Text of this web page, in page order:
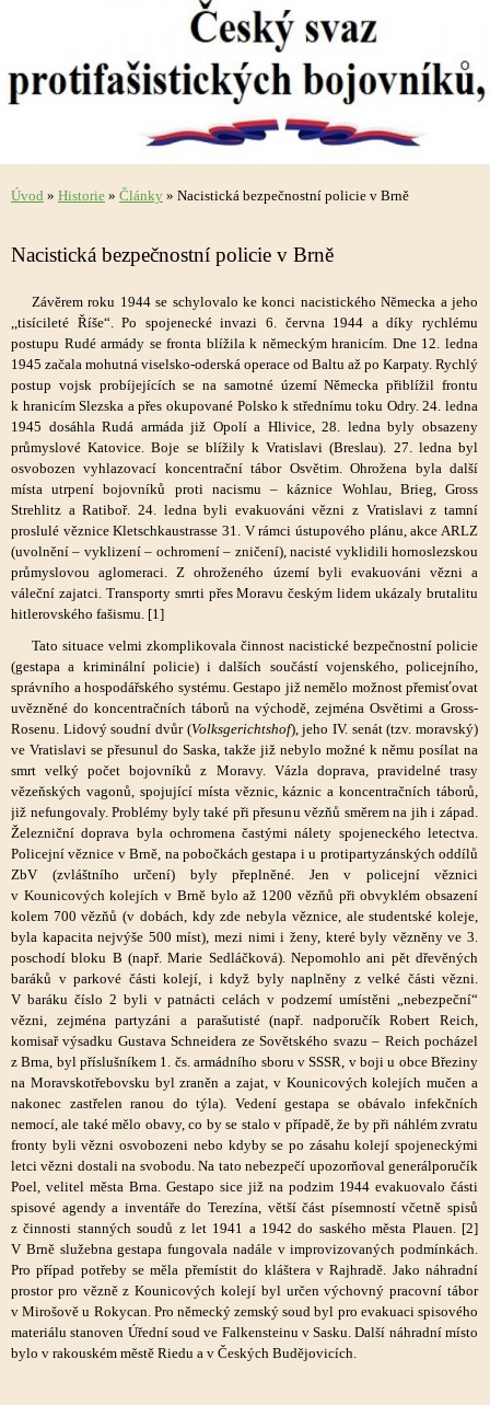
Úvod » Historie » Články » Nacistická bezpečnostní policie v Brně
Nacistická bezpečnostní policie v Brně
Závěrem roku 1944 se schylovalo ke konci nacistického Německa a jeho
,,tisícileté Říše“. Po spojenecké invazi 6. června 1944 a díky rychlému
postupu Rudé armády se fronta blížila k německým hranicím. Dne 12. ledna
1945 začala mohutná viselsko-oderská operace od Baltu až po Karpaty. Rychlý
postup vojsk probíjejících se na samotné území Německa přiblížil frontu
k hranicím Slezska a přes okupované Polsko k střednímu toku Odry. 24. ledna
1945 dosáhla Rudá armáda již Opolí a Hlivice, 28. ledna byly obsazeny
průmyslové Katovice. Boje se blížily k Vratislavi (Breslau). 27. ledna byl
osvobozen vyhlazovací koncentrační tábor Osvětim. Ohrožena byla další
místa utrpení bojovníků proti nacismu – káznice Wohlau, Brieg, Gross
Strehlitz a Ratiboř. 24. ledna byli evakuováni vězni z Vratislavi z tamní
proslulé věznice Kletschkaustrasse 31. V rámci ústupového plánu, akce ARLZ
(uvolnění – vyklizení – ochromení – zničení), nacisté vyklidili hornoslezskou
průmyslovou aglomeraci. Z ohroženého území byli evakuováni vězni a
váleční zajatci. Transporty smrti přes Moravu českým lidem ukázaly brutalitu
hitlerovského fašismu. [1]
Tato situace velmi zkomplikovala činnost nacistické bezpečnostní policie
(gestapa a kriminální policie) i dalších součástí vojenského, policejního,
správního a hospodářského systému. Gestapo již nemělo možnost přemisťovat
uvězněné do koncentračních táborů na východě, zejména Osvětimi a Gross-
Rosenu. Lidový soudní dvůr (Volksgerichtshof), jeho IV. senát (tzv. moravský)
ve Vratislavi se přesunul do Saska, takže již nebylo možné k němu posílat na
smrt velký počet bojovníků z Moravy. Vázla doprava, pravidelné trasy
vězeňských vagonů, spojující místa věznic, káznic a koncentračních táborů,
již nefungovaly. Problémy byly také při přesunu vězňů směrem na jih i západ.
Železniční doprava byla ochromena častými nálety spojeneckého letectva.
Policejní věznice v Brně, na pobočkách gestapa i u protipartyzánských oddílů
ZbV (zvláštního určení) byly přeplněné. Jen v policejní věznici
v Kounicových kolejích v Brně bylo až 1200 vězňů při obvyklém obsazení
kolem 700 vězňů (v dobách, kdy zde nebyla věznice, ale studentské koleje,
byla kapacita nejvýše 500 míst), mezi nimi i ženy, které byly vězněny ve 3.
poschodí bloku B (např. Marie Sedláčková). Nepomohlo ani pět dřevěných
baráků v parkové části kolejí, i když byly naplněny z velké části vězni.
V baráku číslo 2 byli v patnácti celách v podzemí umístěni „nebezpeční“
vězni, zejména partyzáni a parašutisté (např. nadporučík Robert Reich,
komisař výsadku Gustava Schneidera ze Sovětského svazu – Reich pocházel
z Brna, byl příslušníkem 1. čs. armádního sboru v SSSR, v boji u obce Březiny
na Moravskotřebovsku byl zraněn a zajat, v Kounicových kolejích mučen a
nakonec zastřelen ranou do týla). Vedení gestapa se obávalo infekčních
nemocí, ale také mělo obavy, co by se stalo v případě, že by při náhlém zvratu
fronty byli vězni osvobozeni nebo kdyby se po zásahu kolejí spojeneckými
letci vězni dostali na svobodu. Na tato nebezpečí upozorňoval generálporučík
Poel, velitel města Brna. Gestapo sice již na podzim 1944 evakuovalo části
spisové agendy a inventáře do Terezína, větší část písemností včetně spisů
z činnosti stanných soudů z let 1941 a 1942 do saského města Plauen. [2]
V Brně služebna gestapa fungovala nadále v improvizovaných podmínkách.
Pro případ potřeby se měla přemístit do kláštera v Rajhradě. Jako náhradní
prostor pro vězně z Kounicových kolejí byl určen výchovný pracovní tábor
v Mirošově u Rokycan. Pro německý zemský soud byl pro evakuaci spisového
materiálu stanoven Úřední soud ve Falkensteinu v Sasku. Další náhradní místo
bylo v rakouském městě Riedu a v Českých Budějovicích.